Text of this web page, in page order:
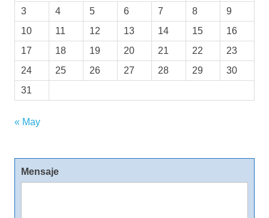
3
4 5 6 7 8
9
10
11 12 13 14 15
16
17
18 19 20 21 22
23
24
25 26 27 28 29
30
31
« May
Mensaje